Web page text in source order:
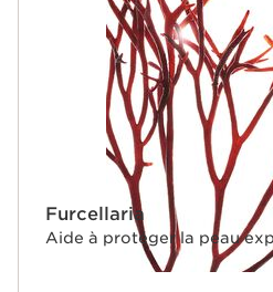
Furcellaria
Aide à protéger la peau